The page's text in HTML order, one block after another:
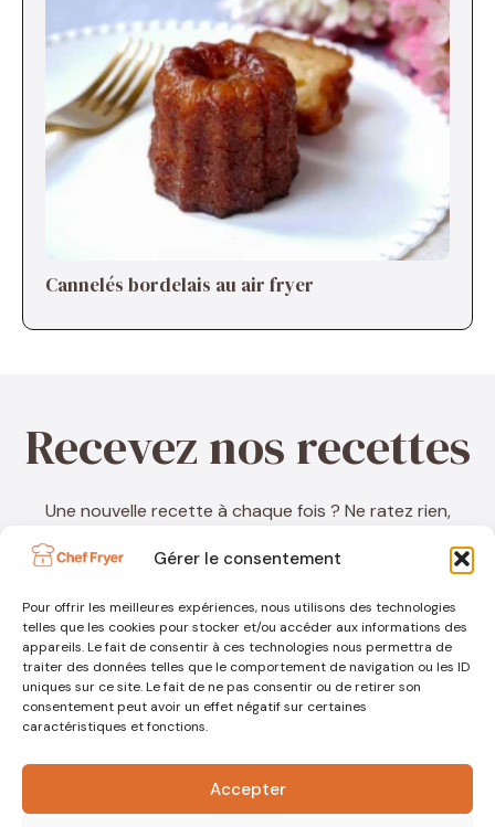
Gérer le consentement
Pour offrir les meilleures expériences, nous utilisons des technologies
telles que les cookies pour stocker et/ou accéder aux informations des
appareils. Le fait de consentir à ces technologies nous permettra de
traiter des données telles que le comportement de navigation ou les ID
uniques sur ce site. Le fait de ne pas consentir ou de retirer son
consentement peut avoir un effet négatif sur certaines
caractéristiques et fonctions.
Accepter
Cannelés bordelais au air fryer
Recevez nos recettes
Une nouvelle recette à chaque fois ? Ne ratez rien,